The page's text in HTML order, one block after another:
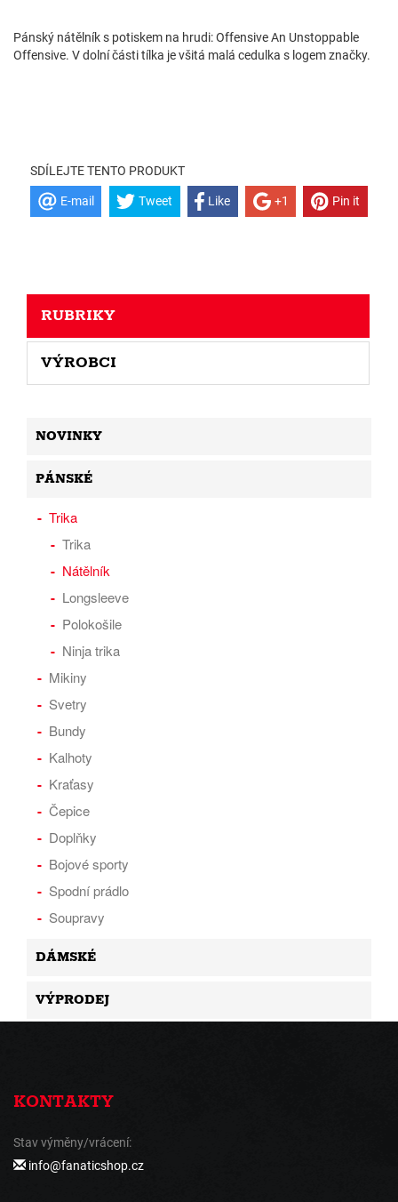
Pánský nátělník s potiskem na hrudi: Offensive An Unstoppable
Offensive. V dolní části tílka je všitá malá cedulka s logem značky.
SDÍLEJTE TENTO PRODUKT
E-mail Tweet Like +1 Pin it
RUBRIKY
VÝROBCI
NOVINKY
PÁNSKÉ
Trika
Trika
Nátělník
Longsleeve
Polokošile
Ninja trika
Mikiny
Svetry
Bundy
Kalhoty
Kraťasy
Čepice
Doplňky
Bojové sporty
Spodní prádlo
Soupravy
DÁMSKÉ
VÝPRODEJ
KONTAKTY
Stav výměny/vrácení:
info@fanaticshop.cz